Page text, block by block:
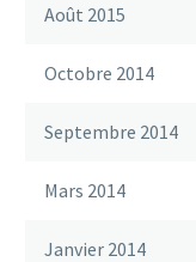
Août 2015
Octobre 2014
Septembre 2014
Mars 2014
Janvier 2014